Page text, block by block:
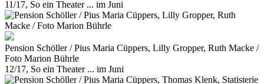
11/17, So ein Theater ... im Juni
Pension Schöller / Pius Maria Cüppers, Lilly Gropper, Ruth Macke /
Foto Marion Bührle
12/17, So ein Theater ... im Juni